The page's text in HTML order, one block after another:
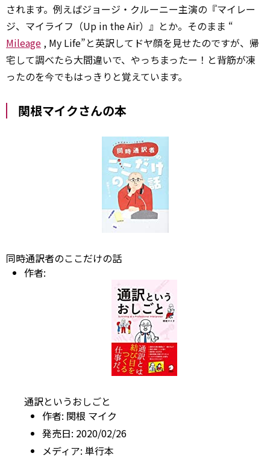
されます。例えばジョージ・クルーニー主演の『マイレー
ジ、マイライフ（Up in the Air）』とか。そのまま “
Mileage , My Life”と英訳してドヤ顔を見せたのですが、帰
宅して調べたら大間違いで、やっちまったー！と背筋が凍
ったのを今でもはっきりと覚えています。
関根マイクさんの本
同時通訳者のここだけの話
作者:
通訳というおしごと
作者: 関根 マイク
発売日: 2020/02/26
メディア: 単行本